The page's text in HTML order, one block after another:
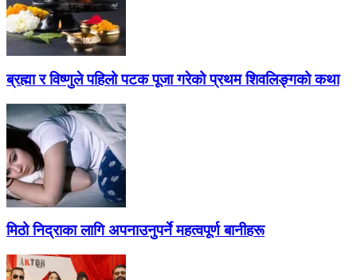
ब्रह्मा र विष्णुले पहिलो पटक पूजा गरेको प्रथम शिवलिङ्गको कथा
मिठो निद्राका लागि अपनाउनुपर्ने महत्वपूर्ण बानीहरू